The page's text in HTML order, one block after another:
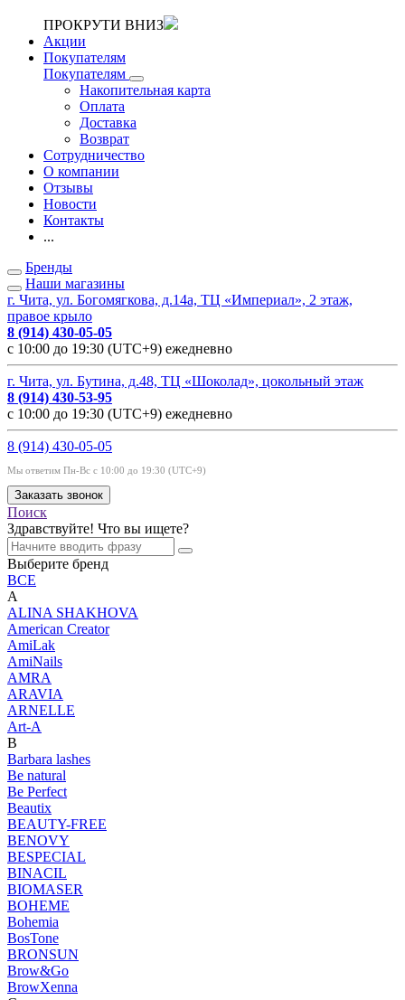
ПРОКРУТИ ВНИЗ
Акции
Покупателям
Покупателям
Накопительная карта
Оплата
Доставка
Возврат
Сотрудничество
О компании
Отзывы
Новости
Контакты
...
Бренды
Наши магазины
г. Чита, ул. Богомягкова, д.14а, ТЦ «Империал», 2 этаж,
правое крыло
8 (914) 430-05-05
с 10:00 до 19:30 (UTC+9) ежедневно
г. Чита, ул. Бутина, д.48, ТЦ «Шоколад», цокольный этаж
8 (914) 430-53-95
с 10:00 до 19:30 (UTC+9) ежедневно
8 (914) 430-05-05
Мы ответим Пн-Вс с 10:00 до 19:30 (UTC+9)
Заказать звонок
Поиск
Здравствуйте! Что вы ищете?
Выберите бренд
ВСЕ
A
ALINA SHAKHOVA
American Creator
AmiLak
AmiNails
AMRA
ARAVIA
ARNELLE
Art-A
B
Barbara lashes
Be natural
Be Perfect
Beautix
BEAUTY-FREE
BENOVY
BESPECIAL
BINACIL
BIOMASER
BOHEME
Bohemia
BosTone
BRONSUN
Brow&Go
BrowXenna